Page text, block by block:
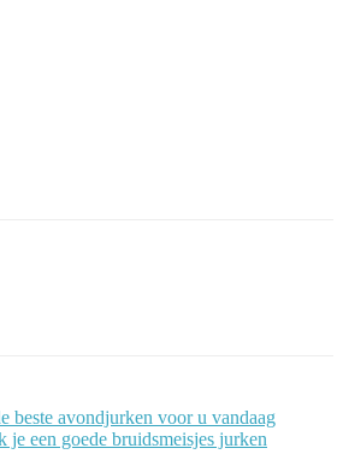
beste avondjurken voor u vandaag
je een goede bruidsmeisjes jurken